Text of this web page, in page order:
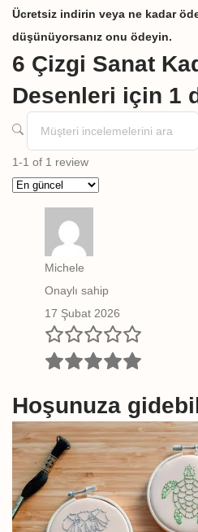
Ücretsiz indirin veya ne kadar
düşünüyorsanız onu ödeyin.
6 Çizgi Sanat
Desenleri için 1
1-1 of 1 review
Michele
Onaylı sahip
17 Şubat 2026
Hoşunuza